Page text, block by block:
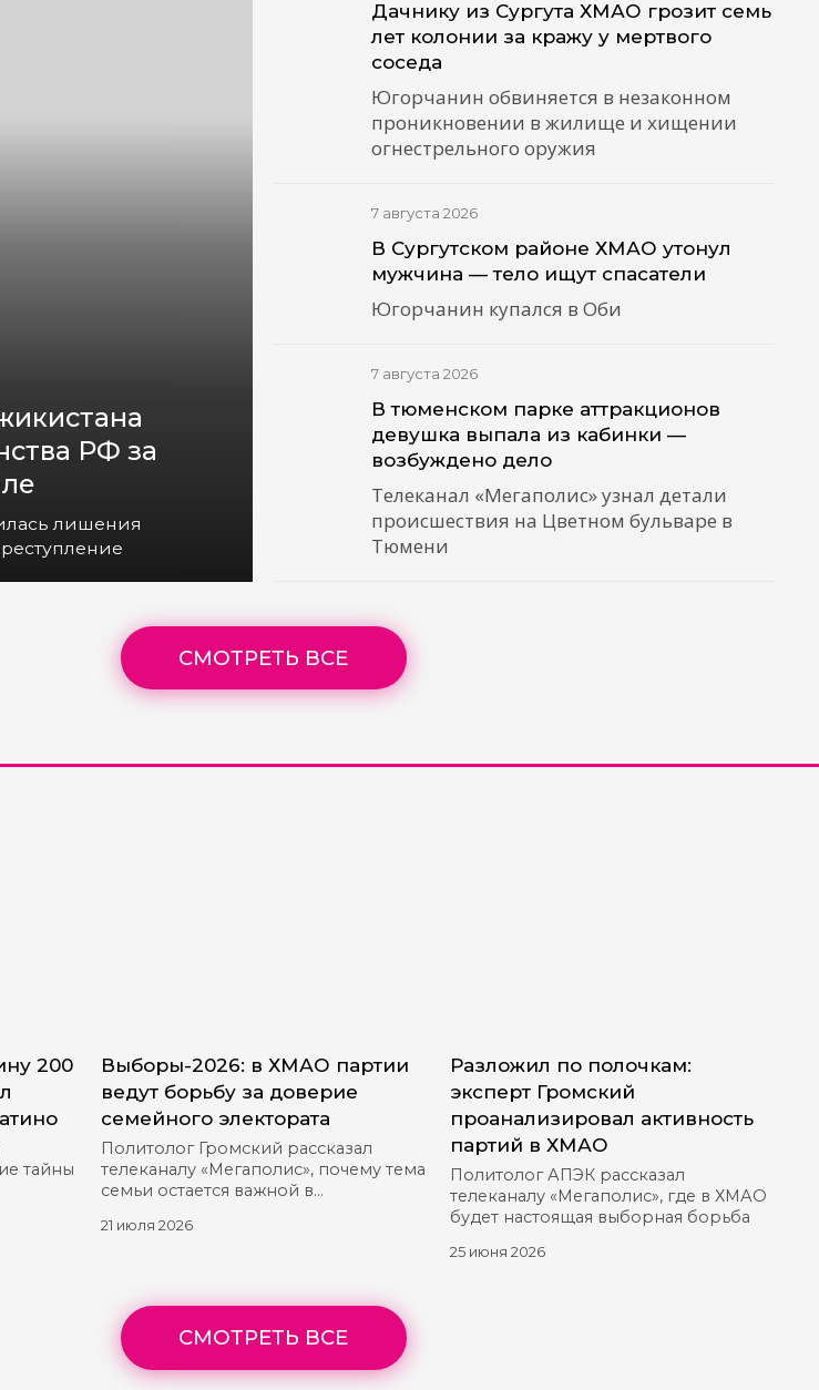
РФ за
лишения
Дачнику из Сургута ХМАО грозит семь
лет колонии за кражу у мертвого
соседа
Югорчанин обвиняется в незаконном
проникновении в жилище и хищении
огнестрельного оружия
7 августа 2026
В Сургутском районе ХМАО утонул
мужчина — тело ищут спасатели
Югорчанин купался в Оби
7 августа 2026
В тюменском парке аттракционов
девушка выпала из кабинки —
возбуждено дело
Телеканал «Мегаполис» узнал детали
происшествия на Цветном бульваре в
Тюмени
СМОТРЕТЬ ВСЕ
200
тайны
Выборы-2026: в ХМАО партии
ведут борьбу за доверие
семейного электората
Политолог Громский рассказал
телеканалу «Мегаполис», почему тема
семьи остается важной в
21 июля 2026
Разложил по полочкам:
эксперт Громский
проанализировал активность
партий в ХМАО
Политолог АПЭК рассказал
телеканалу «Мегаполис», где в ХМАО
будет настоящая выборная борьба
25 июня 2026
СМОТРЕТЬ ВСЕ